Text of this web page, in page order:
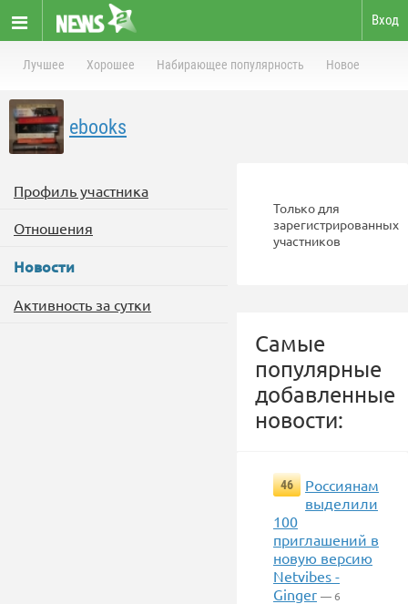
Вход
Лучшее Хорошее Набирающее популярность Новое
ebooks
Профиль участника
Отношения
Новости
Активность за сутки
Только для
зарегистрированных
участников
Самые
популярные
добавленные
новости:
46
Россиянам
выделили
100
приглашений в
новую версию
Netvibes -
Ginger — 6